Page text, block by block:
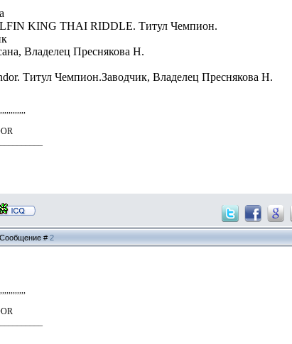
KING THAI RIDDLE. Титул Чемпион.
Владелец Преснякова Н.
Титул Чемпион.Заводчик, Владелец Преснякова Н.
# 2